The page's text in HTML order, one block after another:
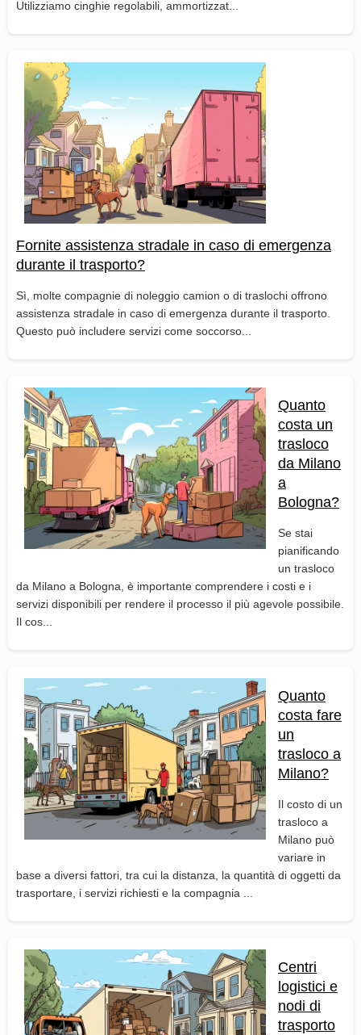
Utilizziamo cinghie regolabili, ammortizzat...
Fornite assistenza stradale in caso di emergenza
durante il trasporto?
Sì, molte compagnie di noleggio camion o di traslochi offrono
assistenza stradale in caso di emergenza durante il trasporto.
Questo può includere servizi come soccorso...
Quanto
costa un
trasloco
da Milano
a
Bologna?
Se stai
pianificando
un trasloco
da Milano a Bologna, è importante comprendere i costi e i
servizi disponibili per rendere il processo il più agevole possibile.
Il cos...
Quanto
costa fare
un
trasloco a
Milano?
Il costo di un
trasloco a
Milano può
variare in
base a diversi fattori, tra cui la distanza, la quantità di oggetti da
trasportare, i servizi richiesti e la compagnia ...
Centri
logistici e
nodi di
trasporto